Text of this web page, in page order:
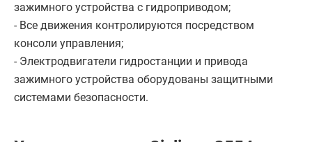
зажимного устройства с гидроприводом;
- Все движения контролируются посредством
консоли управления;
- Электродвигатели гидростанции и привода
зажимного устройства оборудованы защитными
системами безопасности.